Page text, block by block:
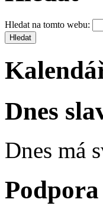
Hledat na tomto webu:
Dnes
Dnes má